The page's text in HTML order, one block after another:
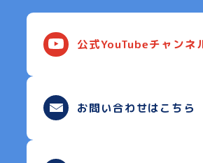
公式YouTubeチャンネ
お問い合わせはこちら